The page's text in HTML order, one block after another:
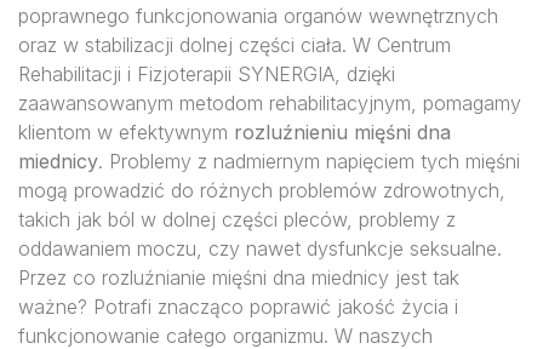
poprawnego funkcjonowania organów wewnętrznych
oraz w stabilizacji dolnej części ciała. W Centrum
Rehabilitacji i Fizjoterapii SYNERGIA, dzięki
zaawansowanym metodom rehabilitacyjnym, pomagamy
klientom w efektywnym rozluźnieniu mięśni dna
miednicy. Problemy z nadmiernym napięciem tych mięśni
mogą prowadzić do różnych problemów zdrowotnych,
takich jak ból w dolnej części pleców, problemy z
oddawaniem moczu, czy nawet dysfunkcje seksualne.
Przez co rozluźnianie mięśni dna miednicy jest tak
ważne? Potrafi znacząco poprawić jakość życia i
funkcjonowanie całego organizmu. W naszych